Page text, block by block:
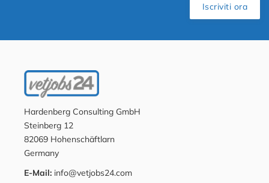
Iscriviti ora
Hardenberg Consulting GmbH
Steinberg 12
82069 Hohenschäftlarn
Germany
E-Mail: info@vetjobs24.com